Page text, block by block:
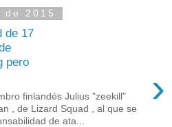
2015
de 17
pero
›
finlandés Julius "zeekill"
, de Lizard Squad , al que se
de ata...